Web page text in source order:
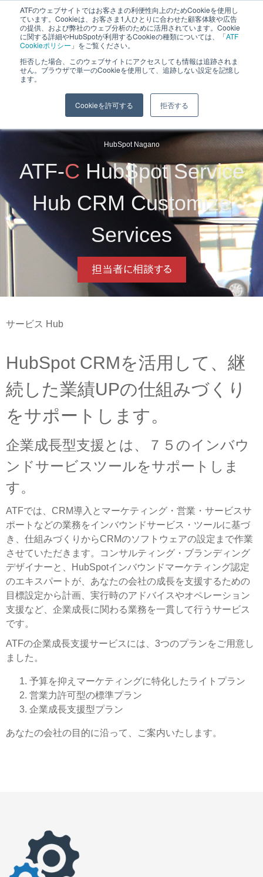
ATFのウェブサイトではお客さまの利便性向上のためCookieを使用し
ています。Cookieは、お客さま1人ひとりに合わせた顧客体験や広告
の提供、および弊社のウェブ分析のために活用されています。Cookie
に関する詳細やHubSpotが利用するCookieの種類については、「ATF
Cookieポリシー 」をご覧ください。
拒否した場合、このウェブサイトにアクセスしても情報は追跡されま
せん。ブラウザで単一のCookieを使用して、追跡しない設定を記憶し
ます。
Cookieを許可する 拒否する
株式会社エイ・ティ・エフ
「企業の未来をつなぐ」
MENU
HubSpot Nagano
ATF-C HubSpot Service
Hub CRM Customize
Services
サービス Hub
HubSpot CRMを活用して、継
続した業績UPの仕組みづくり
をサポートします。
企業成長型支援とは、７５のインバウ
ンドサービスツールをサポートしま
す。
ATFでは、CRM導入とマーケティング・営業・サービスサ
ポートなどの業務をインバウンドサービス・ツールに基づ
き、仕組みづくりからCRMのソフトウェアの設定まで作業
させていただきます。コンサルティング・ブランディング
デザイナーと、HubSpotインバウンドマーケティング認定
のエキスパートが、あなたの会社の成長を支援するための
目標設定から計画、実行時のアドバイスやオペレーション
支援など、企業成長に関わる業務を一貫して行うサービス
です。
ATFの企業成長支援サービスには、3つのプランをご用意し
ました。
予算を抑えマーケティングに特化したライトプラン
営業力許可型の標準プラン
企業成長支援型プラン
あなたの会社の目的に沿って、ご案内いたします。